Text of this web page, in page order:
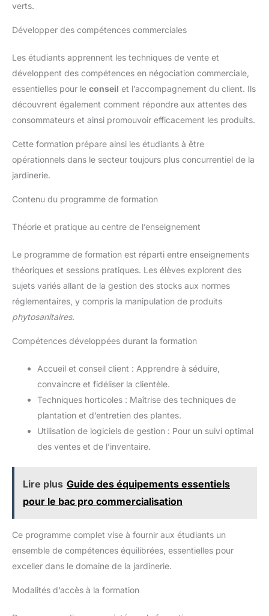
verts.
Développer des compétences commerciales
Les étudiants apprennent les techniques de vente et
développent des compétences en négociation commerciale,
essentielles pour le conseil et l’accompagnement du client. Ils
découvrent également comment répondre aux attentes des
consommateurs et ainsi promouvoir efficacement les produits.
Cette formation prépare ainsi les étudiants à être
opérationnels dans le secteur toujours plus concurrentiel de la
jardinerie.
Contenu du programme de formation
Théorie et pratique au centre de l’enseignement
Le programme de formation est réparti entre enseignements
théoriques et sessions pratiques. Les élèves explorent des
sujets variés allant de la gestion des stocks aux normes
réglementaires, y compris la manipulation de produits
phytosanitaires.
Compétences développées durant la formation
Accueil et conseil client : Apprendre à séduire,
convaincre et fidéliser la clientèle.
Techniques horticoles : Maîtrise des techniques de
plantation et d’entretien des plantes.
Utilisation de logiciels de gestion : Pour un suivi optimal
des ventes et de l’inventaire.
Lire plus Guide des équipements essentiels
pour le bac pro commercialisation
Ce programme complet vise à fournir aux étudiants un
ensemble de compétences équilibrées, essentielles pour
exceller dans le domaine de la jardinerie.
Modalités d’accès à la formation